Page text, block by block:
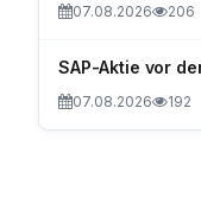
07.08.2026 206
SAP-Aktie vor
07.08.2026 192